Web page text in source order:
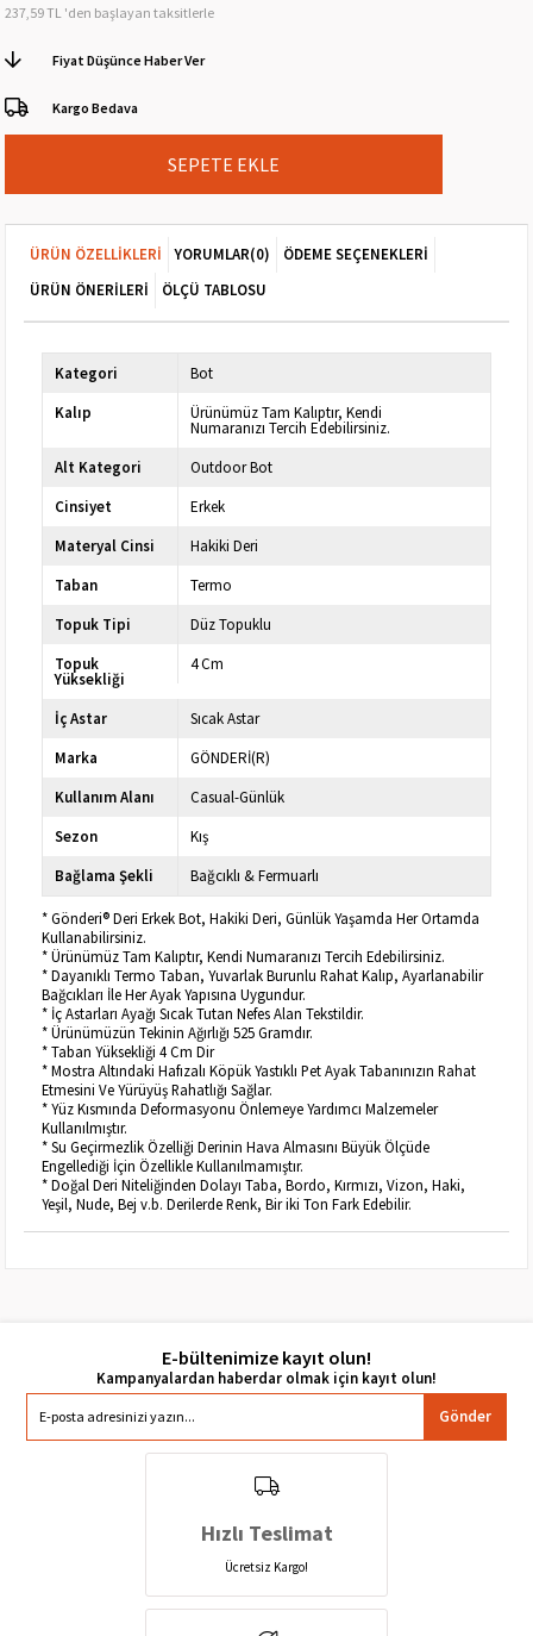
237,59 TL 'den başlayan taksitlerle
Fiyat Düşünce Haber Ver
Kargo Bedava
ÜRÜN ÖZELLIKLERI YORUMLAR(0)
ÖDEME SEÇENEKLERI
ÜRÜN ÖNERILERI
ÖLÇÜ TABLOSU
Kategori
Bot
Kalıp
Ürünümüz Tam Kalıptır, Kendi
Numaranızı Tercih Edebilirsiniz.
Alt Kategori
Outdoor Bot
Cinsiyet
Erkek
Materyal Cinsi
Hakiki Deri
Taban
Termo
Topuk Tipi
Düz Topuklu
Topuk
Yüksekliği
4 Cm
İç Astar
Sıcak Astar
Marka
GÖNDERİ(R)
Kullanım Alanı
Casual-Günlük
Sezon
Kış
Bağlama Şekli
Bağcıklı & Fermuarlı
* Gönderi® Deri Erkek Bot, Hakiki Deri, Günlük Yaşamda Her Ortamda
Kullanabilirsiniz.
* Ürünümüz Tam Kalıptır, Kendi Numaranızı Tercih Edebilirsiniz.
* Dayanıklı Termo Taban, Yuvarlak Burunlu Rahat Kalıp, Ayarlanabilir
Bağcıkları İle Her Ayak Yapısına Uygundur.
* İç Astarları Ayağı Sıcak Tutan Nefes Alan Tekstildir.
* Ürünümüzün Tekinin Ağırlığı 525 Gramdır.
* Taban Yüksekliği 4 Cm Dir
* Mostra Altındaki Hafızalı Köpük Yastıklı Pet Ayak Tabanınızın Rahat
Etmesini Ve Yürüyüş Rahatlığı Sağlar.
* Yüz Kısmında Deformasyonu Önlemeye Yardımcı Malzemeler
Kullanılmıştır.
* Su Geçirmezlik Özelliği Derinin Hava Almasını Büyük Ölçüde
Engellediği İçin Özellikle Kullanılmamıştır.
* Doğal Deri Niteliğinden Dolayı Taba, Bordo, Kırmızı, Vizon, Haki,
Yeşil, Nude, Bej v.b. Derilerde Renk, Bir iki Ton Fark Edebilir.
E-bültenimize kayıt olun!
Gönder
Hızlı Teslimat
Ücretsiz Kargo!